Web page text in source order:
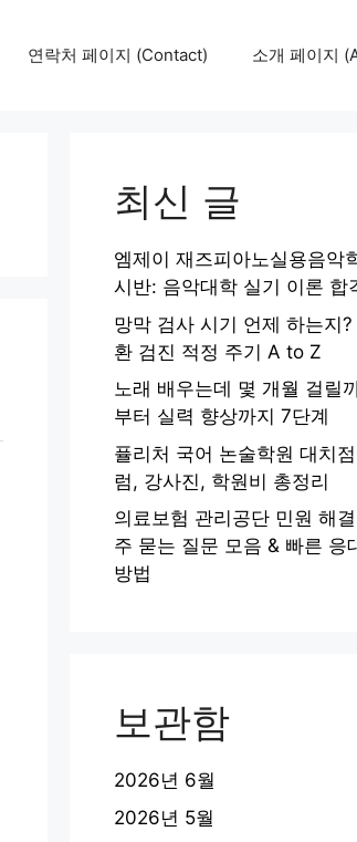
연락처 페이지 (Contact) 소개 페이지
최신 글
엠제이 재즈피아노실용음악
시반: 음악대학 실기 이론 합
망막 검사 시기 언제 하는지?
환 검진 적정 주기 A to Z
노래 배우는데 몇 개월 걸릴
부터 실력 향상까지 7단계
퓰리처 국어 논술학원 대치
럼, 강사진, 학원비 총정리
의료보험 관리공단 민원 해
주 묻는 질문 모음 & 빠른 응
방법
보관함
2026년 6월
2026년 5월